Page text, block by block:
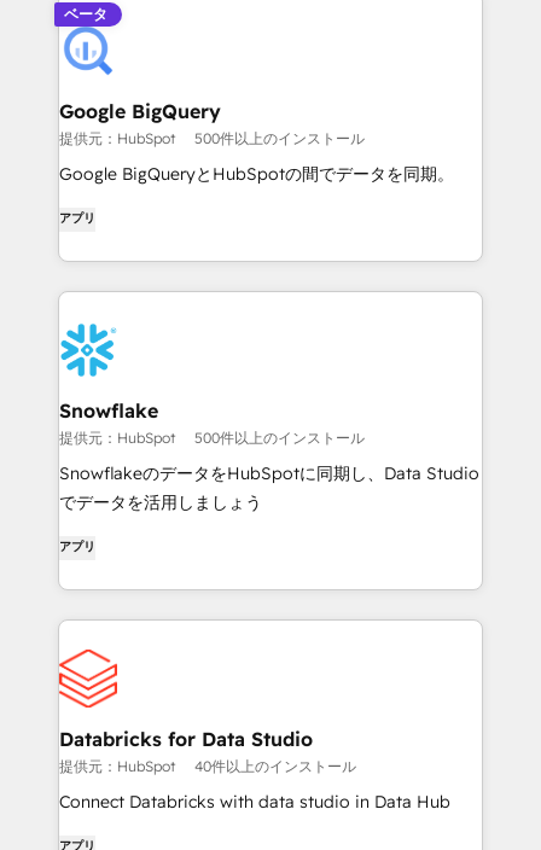
ベータ
Google BigQuery
提供元：HubSpot 500件以上のインストール
Google BigQueryとHubSpotの間でデータを同期。
アプリ
Snowflake
提供元：HubSpot 500件以上のインストール
SnowflakeのデータをHubSpotに同期し、Data Studio
でデータを活用しましょう
アプリ
Databricks for Data Studio
提供元：HubSpot 40件以上のインストール
Connect Databricks with data studio in Data Hub
アプリ